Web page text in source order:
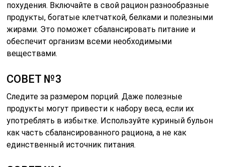
похудения. Включайте в свой рацион разнообразные
продукты, богатые клетчаткой, белками и полезными
жирами. Это поможет сбалансировать питание и
обеспечит организм всеми необходимыми
веществами.
СОВЕТ №3
Следите за размером порций. Даже полезные
продукты могут привести к набору веса, если их
употреблять в избытке. Используйте куриный бульон
как часть сбалансированного рациона, а не как
единственный источник питания.